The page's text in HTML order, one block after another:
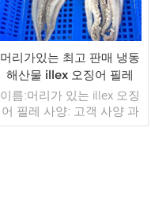
머리가있는 최고 판매 냉동
해산물 illex 오징어 필레
이름:머리가 있는 illex 오징
어 필레 사양: 고객 사양 과
정: 장 글레이징: IQF 40%